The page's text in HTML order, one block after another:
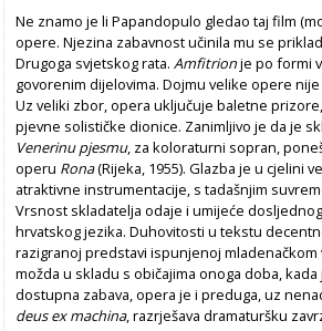
Ne znamo je li Papandopulo gledao taj film
opere. Njezina zabavnost učinila mu se
Drugoga svjetskog rata. Amfitrionje po formi
govorenim dijelovima. Dojmu velike opere
Uz veliki zbor, opera uključuje baletne
pjevne solističke dionice. Zanimljivo je da je
Venerinu pjesmu, za koloraturni sopran,
operu Rona(Rijeka, 1955). Glazba je u cjelini
atraktivne instrumentacije, s tadašnjim
Vrsnost skladatelja odaje i umijeće
hrvatskog jezika. Duhovitosti u tekstu
razigranoj predstavi ispunjenoj
možda u skladu s običajima onoga doba,
dostupna zabava, opera je i preduga, uz
deus ex machina, razrješava dramaturšku